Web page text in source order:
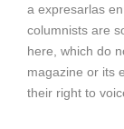
a expresarlas
columnists are
here, which do
magazine or its
their right to